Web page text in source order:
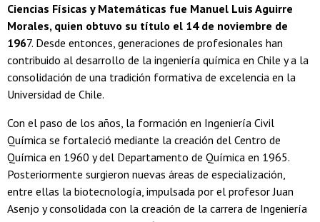
Ciencias Físicas y Matemáticas fue Manuel Luis Aguirre
Morales, quien obtuvo su título el 14 de noviembre de
1967. Desde entonces, generaciones de profesionales han
contribuido al desarrollo de la ingeniería química en Chile y a la
consolidación de una tradición formativa de excelencia en la
Universidad de Chile.
Con el paso de los años, la formación en Ingeniería Civil
Química se fortaleció mediante la creación del Centro de
Química en 1960 y del Departamento de Química en 1965.
Posteriormente surgieron nuevas áreas de especialización,
entre ellas la biotecnología, impulsada por el profesor Juan
Asenjo y consolidada con la creación de la carrera de Ingeniería